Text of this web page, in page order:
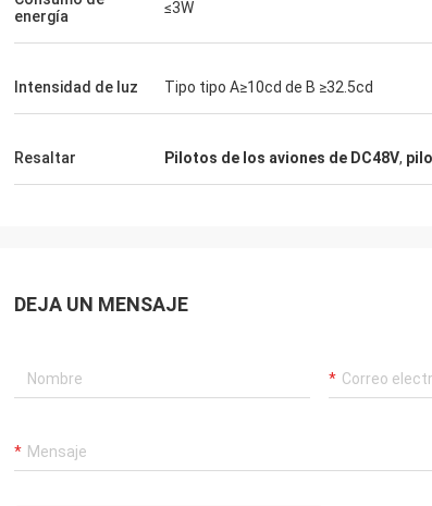
energía
≤3W
Intensidad de luz Tipo tipo A≥10cd de B ≥32.5cd
Resaltar Pilotos de los aviones de DC48V,
DEJA UN MENSAJE